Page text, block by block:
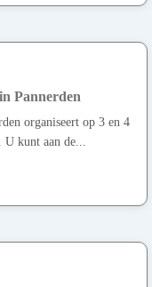
Pannerden
organiseert op 3 en 4
kunt aan de...